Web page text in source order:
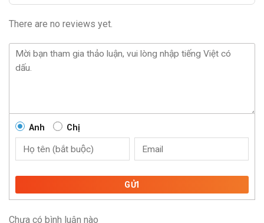
There are no reviews yet.
Anh Chị
GỬI
Chưa có bình luận nào